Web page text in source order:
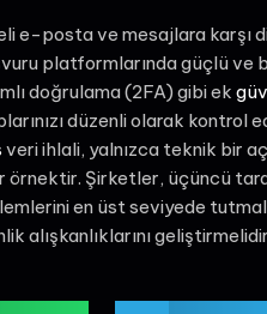
e-posta ve mesajlara karşı
platformlarında güçlü ve
doğrulama (2FA) gibi ek
düzenli olarak kontrol
veri ihlali, yalnızca teknik bir
örnektir. Şirketler, üçüncü
en üst seviyede
alışkanlıklarını